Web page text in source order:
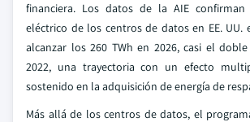
financiera. Los datos de la AIE
eléctrico de los centros de datos en EE. UU.
alcanzar los 260 TWh en 2026, casi el
2022, una trayectoria con un efecto
sostenido en la adquisición de energía de
Más allá de los centros de datos, el